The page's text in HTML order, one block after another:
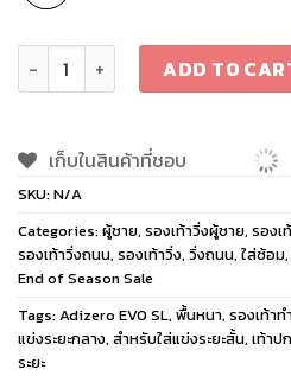
adidas Adizero EVO SL Men
ADD TO
เก็บในสินค้าที่ชอบ
SKU:N/A
Categories:ผู้ชาย, รองเท้าวิ่งผู้ชาย, รองเ
รองเท้าวิ่งถนน, รองเท้าวิ่ง, วิ่งถนน, ใส่ซ้อม,
End of Season Sale
Tags:Adizero EVO SL, พื้นหนา, รองเท้าท
แข่งระยะกลาง, สำหรับใส่แข่งระยะสั้น, เท้าป
ระยะ